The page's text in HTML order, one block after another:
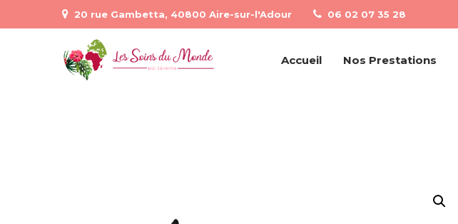
20 rue Gambetta, 40800 Aire-sur-l'Adour 06 02 07 35 28
Accueil Nos Prestations